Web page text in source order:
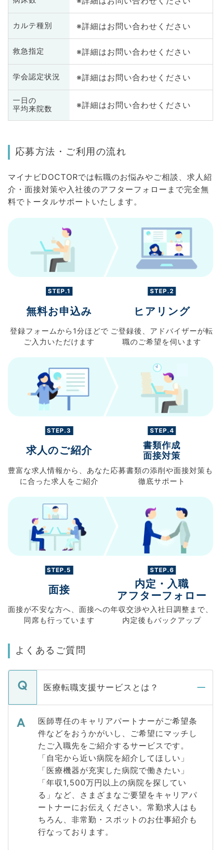
カルテ種別 ※詳細はお問い合わせください
救急指定 ※詳細はお問い合わせください
学会認定状況 ※詳細はお問い合わせください
一日の
平均来院数
※詳細はお問い合わせください
応募方法・ご利用の流れ
マイナビDOCTORでは転職のお悩みやご相談、求人紹
介・面接対策や入社後のアフターフォローまで完全無
料でトータルサポートいたします。
STEP.1
無料お申込み
登録フォームから 1分ほどで
ご入力 いただけます
STEP.2
ヒアリング
ご登録後、 アドバイザーが転
職のご希望を伺います
STEP.3
求人のご紹介
豊富な求人情報から、 あなた
に合った求人を ご紹介
STEP.4
書類作成
面接対策
応募書類の添削や面接対策も
徹底サポート
STEP.5
面接
面接が不安な方へ、 面接への
同席も行っています
STEP.6
内定・入職
アフターフォロー
年収交渉や入社日調整まで、
内定後もバックアップ
よくあるご質問
医療転職支援サービスとは？
医師専任のキャリアパートナーがご希望条
件などをおうかがいし、ご希望にマッチし
たご入職先をご紹介するサービスです。
「自宅から近い病院を紹介してほしい」
「医療機器が充実した病院で働きたい」
「年収1,500万円以上の病院を探してい
る」など、さまざまなご要望をキャリアパ
ートナーにお伝えください。常勤求人はも
ちろん、非常勤・スポットのお仕事紹介も
行なっております。